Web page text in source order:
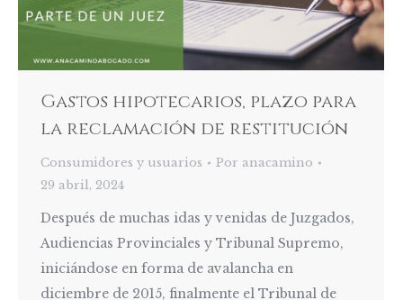
Gastos hipotecarios, plazo para
la reclamación de restitución
Consumidores y usuarios Por anacamino
29 abril, 2024
Después de muchas idas y venidas de Juzgados,
Audiencias Provinciales y Tribunal Supremo,
iniciándose en forma de avalancha en
diciembre de 2015, finalmente el Tribunal de